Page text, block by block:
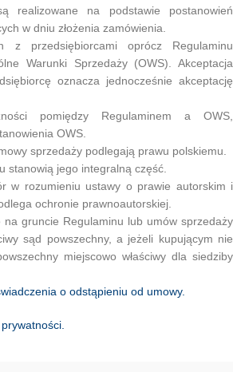
realizowane na podstawie postanowień
w dniu złożenia zamówienia.
z przedsiębiorcami oprócz Regulaminu
Warunki Sprzedaży (OWS). Akceptacja
oznacza jednocześnie akceptację
pomiędzy Regulaminem a OWS,
OWS.
sprzedaży podlegają prawu polskiemu.
stanowią jego integralną część.
w rozumieniu ustawy o prawie autorskim i
ochronie prawnoautorskiej.
na gruncie Regulaminu lub umów sprzedaży
sąd powszechny, a jeżeli kupującym nie
miejscowo właściwy dla siedziby
o odstąpieniu od umowy.